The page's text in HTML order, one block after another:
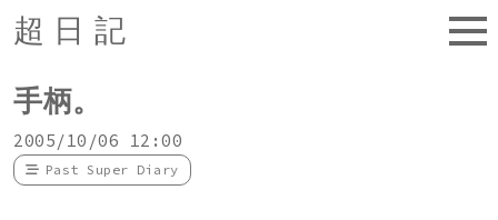
超日記
手柄。
2005/10/06 12:00
Past Super Diary